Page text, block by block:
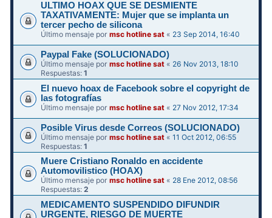
ULTIMO HOAX QUE SE DESMIENTE
TAXATIVAMENTE: Mujer que se implanta un
tercer pecho de silicona
Último mensaje pormsc hotline sat « 23 Sep 2014, 16:40
Paypal Fake (SOLUCIONADO)
Último mensaje pormsc hotline sat « 26 Nov 2013, 18:10
Respuestas:1
El nuevo hoax de Facebook sobre el copyright de
las fotografías
Último mensaje pormsc hotline sat « 27 Nov 2012, 17:34
Posible Virus desde Correos (SOLUCIONADO)
Último mensaje pormsc hotline sat «11 Oct 2012, 06:55
Respuestas:1
Muere Cristiano Ronaldo en accidente
Automovilistico (HOAX)
Último mensaje pormsc hotline sat « 28 Ene 2012, 08:56
Respuestas:2
MEDICAMENTO SUSPENDIDO DIFUNDIR